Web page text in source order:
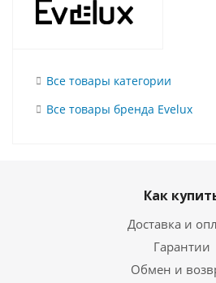
Все товары категории
Все товары бренда Evelux
Как
Доставка и
Гарантии
Обмен и